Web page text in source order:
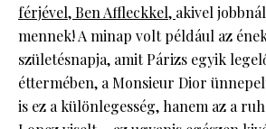
férjével, Ben Affleckkel, akivel
mennek! A minap volt például az
születésnapja, amit Párizs egyik
éttermében, a Monsieur Dior
is ez a különlegesség, hanem az a